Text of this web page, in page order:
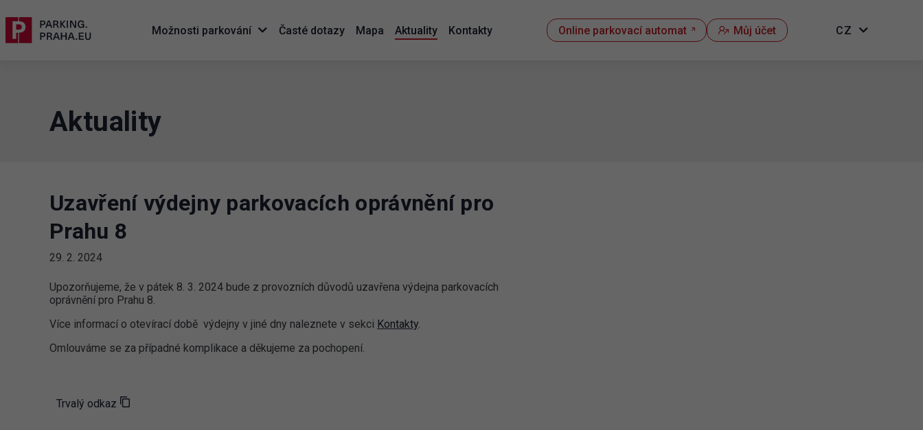
Možnosti parkování Časté dotazy Mapa Aktuality Kontakty Online parkovací automat Můj účet CZ
Aktuality
Uzavření výdejny parkovacích oprávnění pro
Prahu 8
29. 2. 2024
Upozorňujeme, že v pátek 8. 3. 2024 bude z provozních důvodů uzavřena výdejna parkovacích
oprávnění pro Prahu 8.
Více informací o otevírací době výdejny v jiné dny naleznete v sekci Kontakty.
Omlouváme se za případné komplikace a děkujeme za pochopení.
Trvalý odkaz